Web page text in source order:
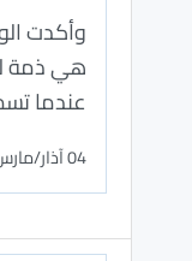
وأكدت
هي ذمة
عندما
04 آذار/مارس 2025